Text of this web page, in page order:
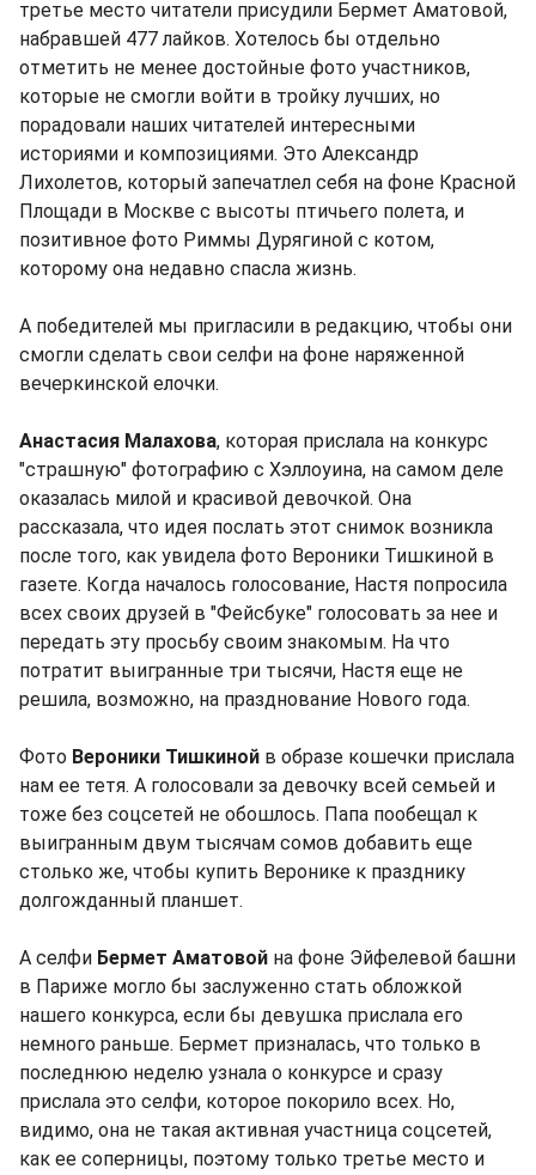
третье место читатели присудили Бермет Аматовой,
набравшей 477 лайков. Хотелось бы отдельно
отметить не менее достойные фото участников,
которые не смогли войти в тройку лучших, но
порадовали наших читателей интересными
историями и композициями. Это Александр
Лихолетов, который запечатлел себя на фоне Красной
Площади в Москве с высоты птичьего полета, и
позитивное фото Риммы Дурягиной с котом,
которому она недавно спасла жизнь.
А победителей мы пригласили в редакцию, чтобы они
смогли сделать свои селфи на фоне наряженной
вечеркинской елочки.
Анастасия Малахова, которая прислала на конкурс
"страшную" фотографию с Хэллоуина, на самом деле
оказалась милой и красивой девочкой. Она
рассказала, что идея послать этот снимок возникла
после того, как увидела фото Вероники Тишкиной в
газете. Когда началось голосование, Настя попросила
всех своих друзей в "Фейсбуке" голосовать за нее и
передать эту просьбу своим знакомым. На что
потратит выигранные три тысячи, Настя еще не
решила, возможно, на празднование Нового года.
Фото Вероники Тишкиной в образе кошечки прислала
нам ее тетя. А голосовали за девочку всей семьей и
тоже без соцсетей не обошлось. Папа пообещал к
выигранным двум тысячам сомов добавить еще
столько же, чтобы купить Веронике к празднику
долгожданный планшет.
А селфи Бермет Аматовой на фоне Эйфелевой башни
в Париже могло бы заслуженно стать обложкой
нашего конкурса, если бы девушка прислала его
немного раньше. Бермет призналась, что только в
последнюю неделю узнала о конкурсе и сразу
прислала это селфи, которое покорило всех. Но,
видимо, она не такая активная участница соцсетей,
как ее соперницы, поэтому только третье место и